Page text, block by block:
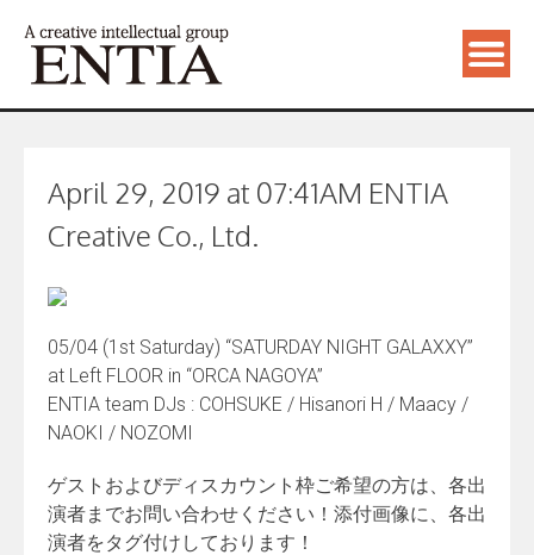
April 29, 2019 at 07:41AM ENTIA
Creative Co., Ltd.
05/04 (1st Saturday) “SATURDAY NIGHT GALAXXY”
at Left FLOOR in “ORCA NAGOYA”
ENTIA team DJs : COHSUKE / Hisanori H / Maacy /
NAOKI / NOZOMI
ゲストおよびディスカウント枠ご希望の方は、各出
演者までお問い合わせください！添付画像に、各出
演者をタグ付けしております！